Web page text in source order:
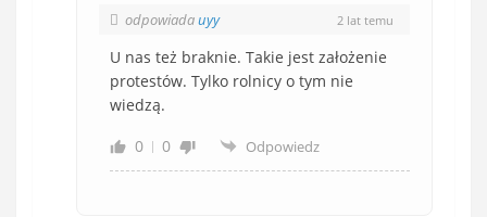
odpowiadauyy 2 lat temu
U nas też braknie. Takie jest założenie
protestów. Tylko rolnicy o tym nie
wiedzą.
0
0 Odpowiedz